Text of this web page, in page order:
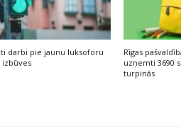
darbi pie jaunu luksoforu
Rīgas
uzņemti 3690
turpinās